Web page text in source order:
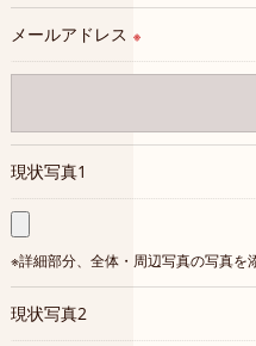
＜個人情報を与えなかった場
＜個人情報の開示･訂正・削
当店では、お客様の個人情報
続を定めさせて頂いておりま
ご本人である事を確認のうえ
個人情報の開示･訂正･削除
しては、お電話でお問合せ下
メールアドレス ※
現状写真1
現状写真2